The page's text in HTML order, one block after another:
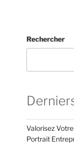
Rechercher
Valorisez
Portrait